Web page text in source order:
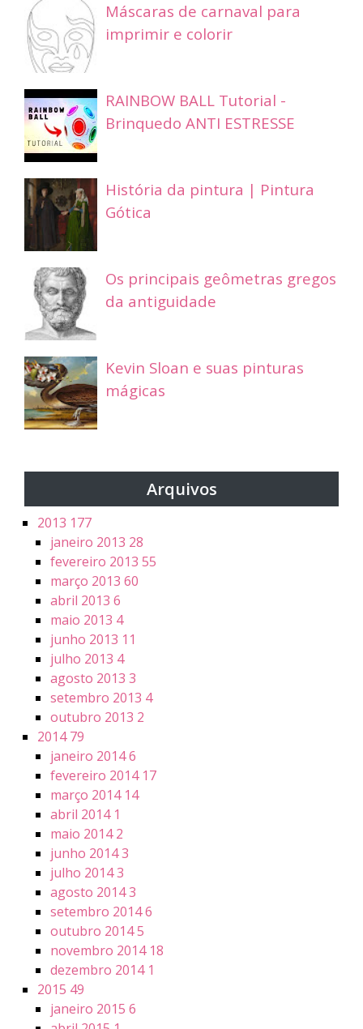
Máscaras de carnaval para
imprimir e colorir
RAINBOW BALL Tutorial -
Brinquedo ANTI ESTRESSE
História da pintura | Pintura
Gótica
Os principais geômetras gregos
da antiguidade
Kevin Sloan e suas pinturas
mágicas
Arquivos
2013 177
janeiro 2013 28
fevereiro 2013 55
março 2013 60
abril 2013 6
maio 2013 4
junho 2013 11
julho 2013 4
agosto 2013 3
setembro 2013 4
outubro 2013 2
201479
janeiro 20146
fevereiro 2014 17
março 2014 14
abril 2014 1
maio 20142
junho 20143
julho 20143
agosto 20143
setembro 20146
outubro 20145
novembro 2014 18
dezembro 2014 1
2015 49
janeiro 2015 6